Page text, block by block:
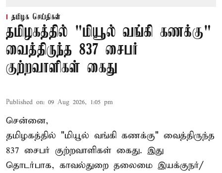
தமிழக செய்திகள்
தமிழகத்தில் "மியூல் வங்கி கணக்கு"
வைத்திருந்த 837 சைபர்
குற்றவாளிகள் கைது
Published on: 09 Aug 2026, 1:05 pm
சென்னை,
தமிழகத்தில் "மியூல் வங்கி கணக்கு" வைத்திருந்த
837 சைபர் குற்றவாளிகள் கைது. இது
தொடர்பாக, காவல்துறை தலைமை இயக்குநர்/